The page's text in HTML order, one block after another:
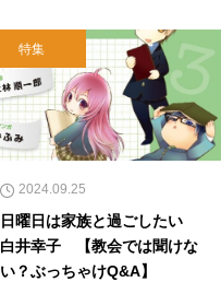
特集
2024.09.25
日曜日は家族と過ごしたい
白井幸子 【教会では聞けな
い？ぶっちゃけQ&A】